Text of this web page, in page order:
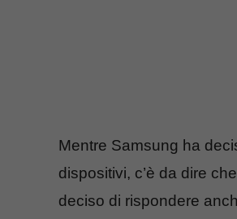
Mentre Samsung ha
dispositivi, c’è da dire
deciso di rispondere